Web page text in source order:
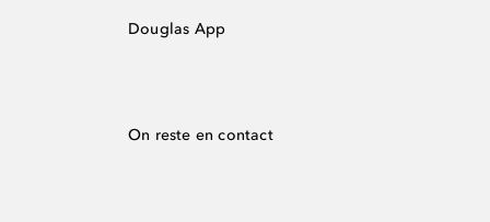
Douglas App
On reste en contact